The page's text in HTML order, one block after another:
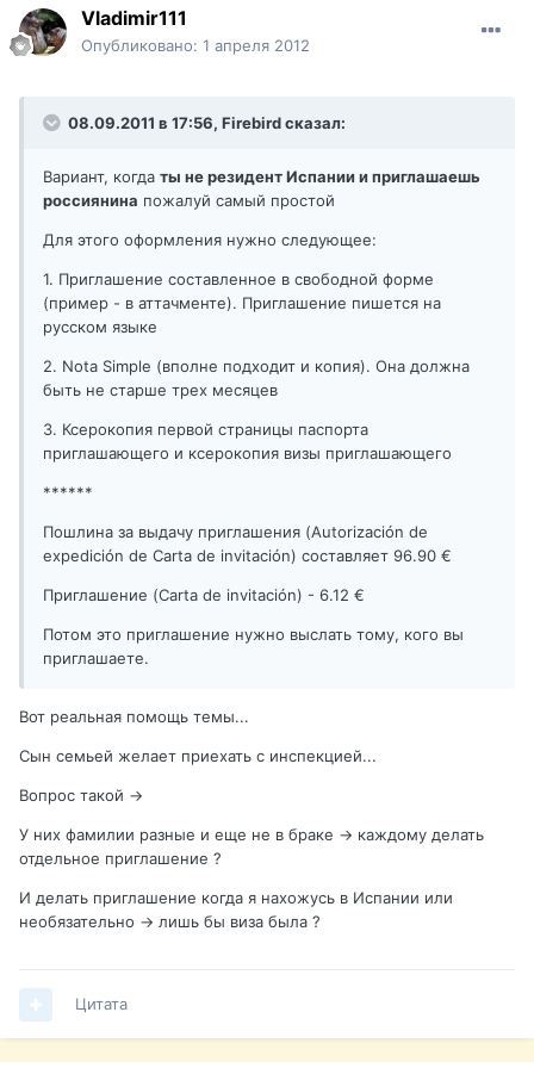
Vladimir111
Опубликовано: 1 апреля 2012
08.09.2011 в 17:56, Firebird сказал:
Вариант, когда ты не резидент Испании и приглашаешь
россиянина пожалуй самый простой
Для этого оформления нужно следующее:
1. Приглашение составленное в свободной форме
(пример - в аттачменте). Приглашение пишется на
русском языке
2. Nota Simple (вполне подходит и копия). Она должна
быть не старше трех месяцев
3. Ксерокопия первой страницы паспорта
приглашающего и ксерокопия визы приглашающего
******
Пошлина за выдачу приглашения (Autorización de
expedición de Carta de invitación) составляет 96.90 €
Приглашение (Carta de invitación) - 6.12 €
Потом это приглашение нужно выслать тому, кого вы
приглашаете.
Вот реальная помощь темы...
Сын семьей желает приехать с инспекцией...
Вопрос такой ->
У них фамилии разные и еще не в браке -> каждому делать
отдельное приглашение ?
И делать приглашение когда я нахожусь в Испании или
необязательно -> лишь бы виза была ?
Цитата